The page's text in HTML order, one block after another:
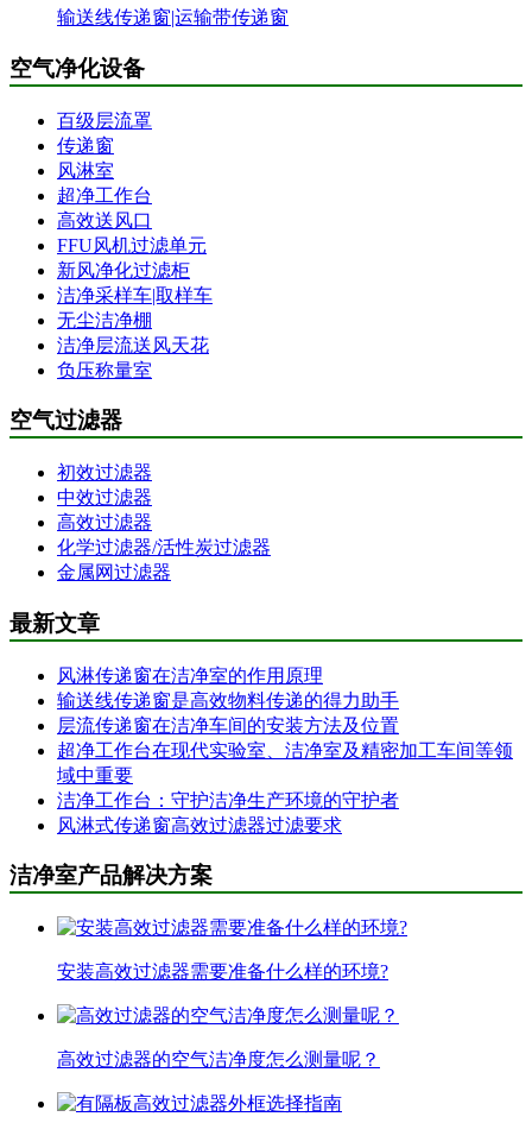
输送线传递窗|运输带传递窗
空气净化设备
百级层流罩
传递窗
风淋室
超净工作台
高效送风口
FFU风机过滤单元
新风净化过滤柜
洁净采样车|取样车
无尘洁净棚
洁净层流送风天花
负压称量室
空气过滤器
初效过滤器
中效过滤器
高效过滤器
化学过滤器/活性炭过滤器
金属网过滤器
最新文章
风淋传递窗在洁净室的作用原理
输送线传递窗是高效物料传递的得力助手
层流传递窗在洁净车间的安装方法及位置
超净工作台在现代实验室、洁净室及精密加工车间等领
域中重要
洁净工作台：守护洁净生产环境的守护者
风淋式传递窗高效过滤器过滤要求
洁净室产品解决方案
安装高效过滤器需要准备什么样的环境?
高效过滤器的空气洁净度怎么测量呢？